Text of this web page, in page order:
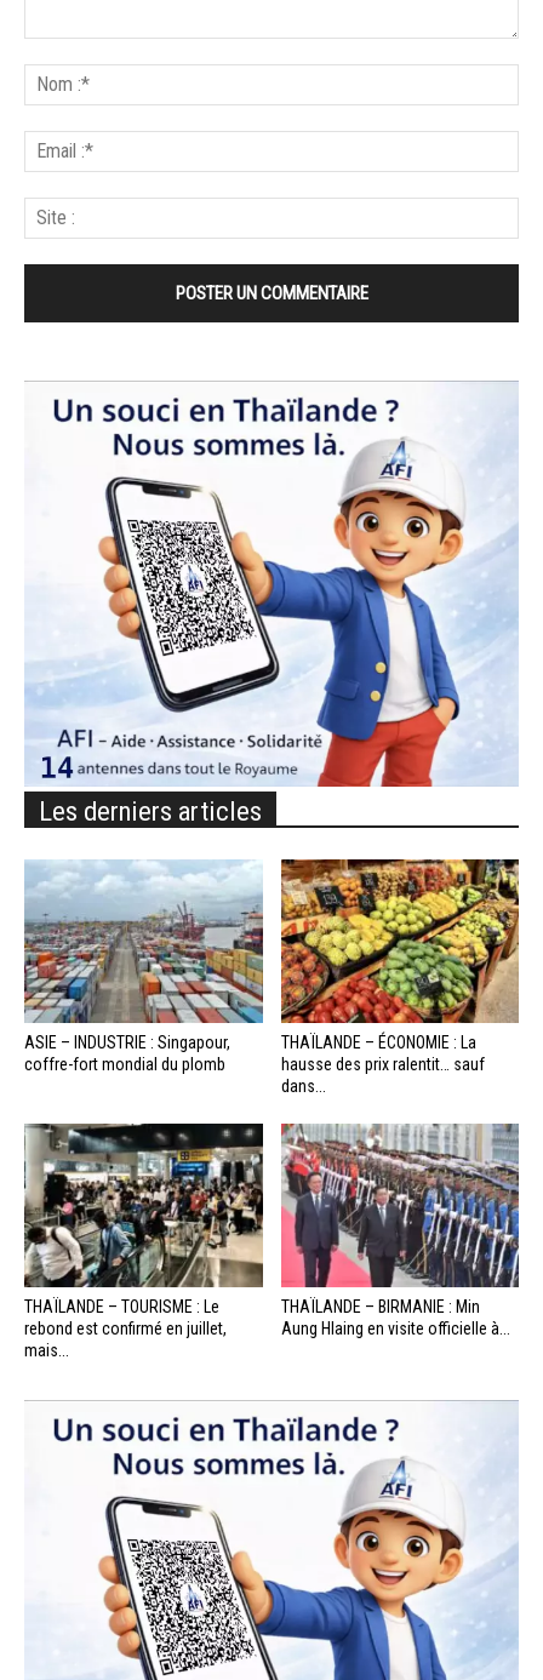
Les derniers articles
ASIE – INDUSTRIE : Singapour,
coffre-fort mondial du plomb
THAÏLANDE – ÉCONOMIE : La
hausse des prix ralentit… sauf
dans...
THAÏLANDE – TOURISME : Le
rebond est confirmé en juillet,
mais...
THAÏLANDE – BIRMANIE : Min
Aung Hlaing en visite officielle à...